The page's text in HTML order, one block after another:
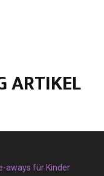
ARTIKEL
aways für Kinder